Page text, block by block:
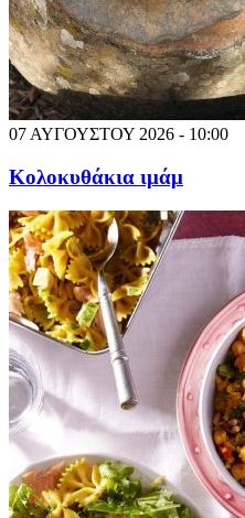
07 ΑΥΓΟΥΣΤΟΥ 2026 - 10:00
Κολοκυθάκια ιμάμ